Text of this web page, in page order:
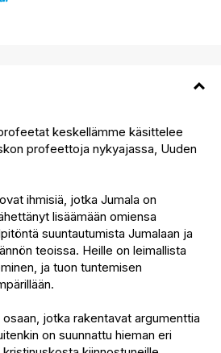
keskellämme käsittelee
profeettoja nykyajassa, Uuden
ihmisiä, jotka Jumala on
lisäämään omiensa
suuntautumista Jumalaan ja
teoissa. Heille on leimallista
ja tuon tuntemisen
jotka rakentavat argumenttia
on suunnattu hieman eri